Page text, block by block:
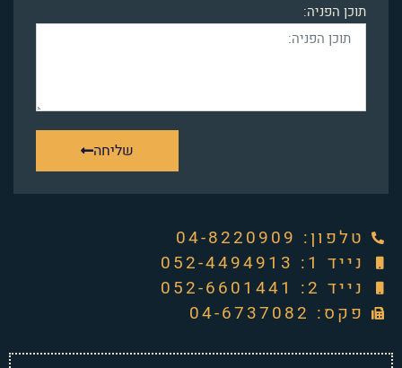
תוכן הפניה:
שליחה
טלפון: ‭04-8220909‬
נייד 1: 052-4494913
נייד 2: 052-6601441
פקס: 04-6737082